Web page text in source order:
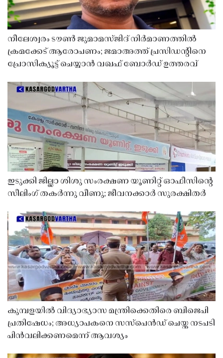
നീലേശ്വരം ടൗൺ ജുമാമസ്ജിദ് നിർമാണത്തിൽ
ക്രമക്കേട് ആരോപണം; ജമാഅത്ത് പ്രസിഡന്റിനെ
പ്രോസിക്യൂട്ട് ചെയ്യാൻ വഖഫ് ബോർഡ് ഉത്തരവ്
ഇടുക്കി ജില്ലാ ശിശു സംരക്ഷണ യൂണിറ്റ് ഓഫീസിൻ്റെ
സീലിംഗ് തകർന്നു വീണു; ജീവനക്കാർ സുരക്ഷിതർ
കുമ്പളയിൽ വിദ്യാഭ്യാസ മന്ത്രിക്കെതിരെ ബിജെപി
പ്രതിഷേധം; അധ്യാപകനെ സസ്‌പെൻഡ് ചെയ്ത നടപടി
പിൻവലിക്കണമെന്ന് ആവശ്യം